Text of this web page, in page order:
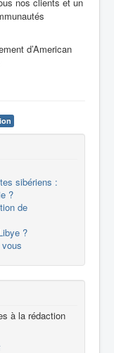
d’American
sibériens :
?
de
?
à la rédaction